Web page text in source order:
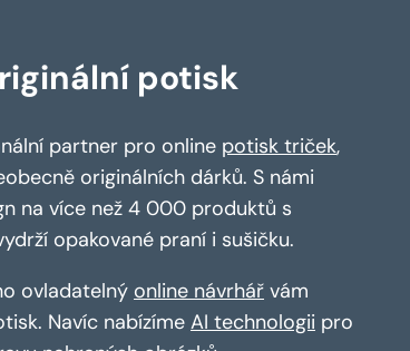
potisk
partner pro online potisk triček,
originálních dárků. S námi
na více než 4 000 produktů s
opakované praní i sušičku.
ovladatelný online návrhář vám
Navíc nabízíme AI technologii pro